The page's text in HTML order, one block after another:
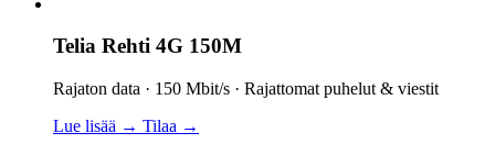
Telia Rehti 4G 150M
Rajaton data · 150 Mbit/s · Rajattomat puhelut & viestit
Lue lisää → Tilaa →